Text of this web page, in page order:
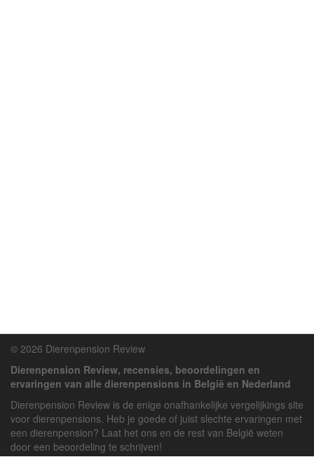
© 2026 Dierenpension Review
Dierenpension Review, recensies, beoordelingen en
ervaringen van alle dierenpensions in België en Nederland
Dierenpension Review is de enige onafhankelijke vergelijkings site
voor dierenpensions. Heb je goede of juist slechte ervaringen met
een dierenpension? Laat het ons en de rest van België weten
door een beoordeling te schrijven!